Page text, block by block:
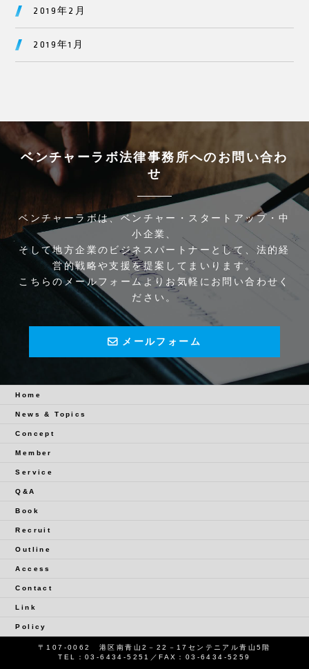
2019年2月
2019年1月
ベンチャーラボ法律事務所へのお問い合わ
せ
ベンチャーラボは、ベンチャー・スタートアップ・中
小企業、
そして地方企業のビジネスパートナーとして、法的経
営的戦略や支援を提案してまいります。
こちらのメールフォームよりお気軽にお問い合わせく
ださい。
メールフォーム
Home
News & Topics
Concept
Member
Service
Q&A
Book
Recruit
Outline
Access
Contact
Link
Policy
〒107-0062 港区南青山2－22－17センテニアル青山5階
TEL： 03-6434-5251 ／FAX：03-6434-5259